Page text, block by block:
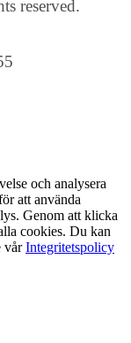
reserved.
och analysera
att använda
Genom att klicka
cookies. Du kan
vårIntegritetspolicy